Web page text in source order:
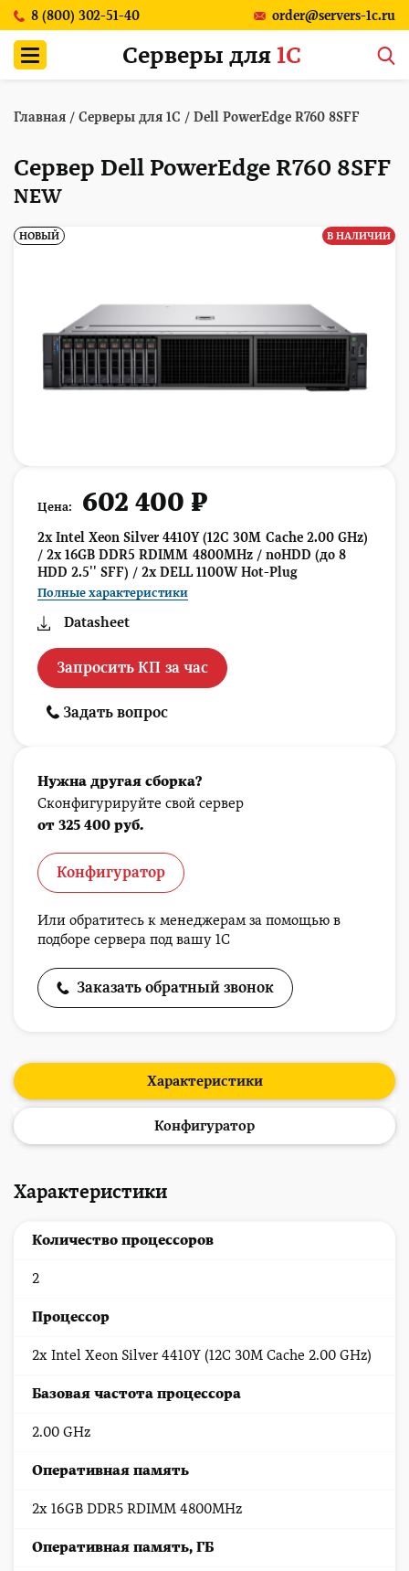
8 (800) 302-51-40 order@servers-1c.ru
Серверы для 1С
Главная / Серверы для 1С / Dell PowerEdge R760 8SFF
Сервер Dell PowerEdge R760 8SFF
NEW
НОВЫЙ В НАЛИЧИИ
Цена: 602 400 ₽
2x Intel Xeon Silver 4410Y (12C 30M Cache 2.00 GHz)
/ 2x 16GB DDR5 RDIMM 4800MHz / noHDD (до 8
HDD 2.5'' SFF) / 2x DELL 1100W Hot-Plug
Полные характеристики
Datasheet
Запросить КП за час
Задать вопрос
Нужна другая сборка?
Сконфигурируйте свой сервер
от 325 400 руб.
Конфигуратор
Или обратитесь к менеджерам за помощью в
подборе сервера под вашу 1С
Заказать обратный звонок
Характеристики
Конфигуратор
Характеристики
Количество процессоров
2
Процессор
2x Intel Xeon Silver 4410Y (12C 30M Cache 2.00 GHz)
Базовая частота процессора
2.00 GHz
Оперативная память
2x 16GB DDR5 RDIMM 4800MHz
Оперативная память, ГБ